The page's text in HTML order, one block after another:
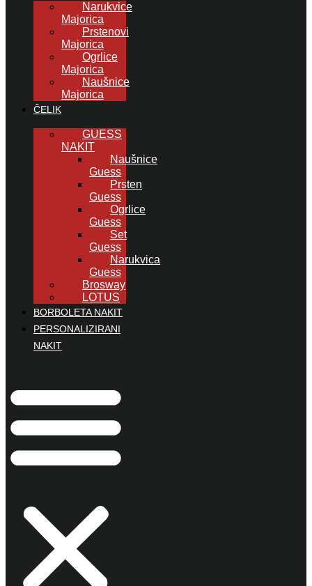
Narukvice
Majorica
Prstenovi
Majorica
Ogrlice
Majorica
Naušnice
Majorica
ČELIK
GUESS
NAKIT
Naušnice
Guess
Prsten
Guess
Ogrlice
Guess
Set
Guess
Narukvica
Guess
Brosway
LOTUS
BORBOLETA NAKIT
PERSONALIZIRANI
NAKIT